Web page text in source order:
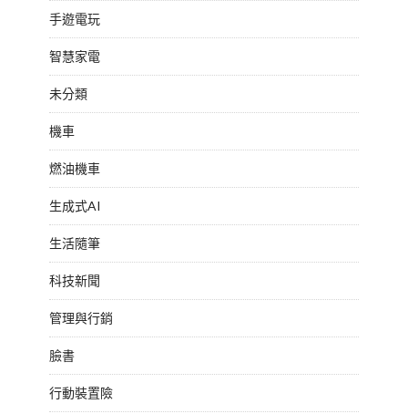
手遊電玩
智慧家電
未分類
機車
燃油機車
生成式AI
生活隨筆
科技新聞
管理與行銷
臉書
行動裝置險